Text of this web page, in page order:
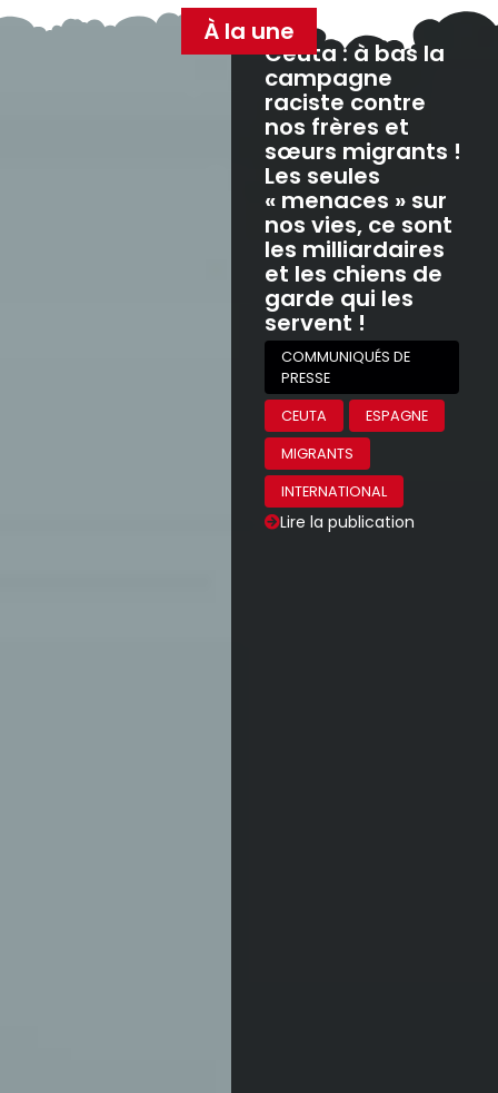
À la une
Ceuta : à bas la
campagne
raciste contre
nos frères et
sœurs migrants !
Les seules
« menaces » sur
nos vies, ce sont
les milliardaires
et les chiens de
garde qui les
servent !
COMMUNIQUÉS DE
PRESSE
CEUTA
ESPAGNE
MIGRANTS
INTERNATIONAL
Lire la publication